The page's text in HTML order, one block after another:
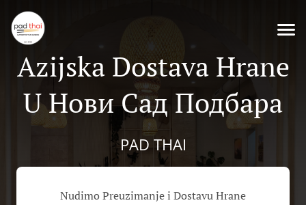
Azijska Dostava Hrane
U Нови Сад Подбара
PAD THAI
Nudimo Preuzimanje i Dostavu Hrane